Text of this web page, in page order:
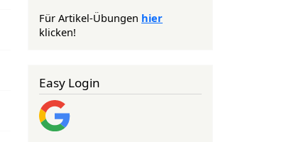
Für Artikel-Übungen hier
klicken!
Easy Login